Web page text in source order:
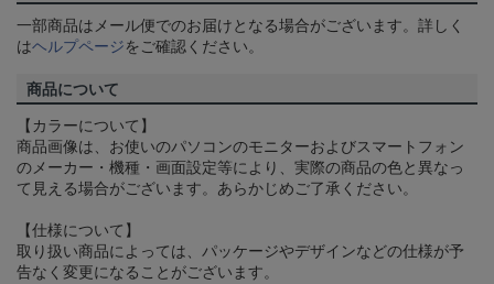
一部商品はメール便でのお届けとなる場合がございます。詳しく
はヘルプページをご確認ください。
商品について
【カラーについて】
商品画像は、お使いのパソコンのモニターおよびスマートフォン
のメーカー・機種・画面設定等により、実際の商品の色と異なっ
て見える場合がございます。あらかじめご了承ください。
【仕様について】
取り扱い商品によっては、パッケージやデザインなどの仕様が予
告なく変更になることがございます。